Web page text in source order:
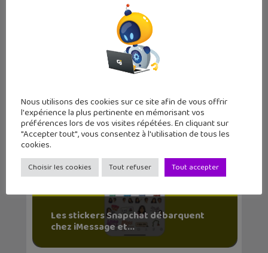
Arnaques en ligne : comment mieux
sécuriser ton té...
Les stickers Snapchat débarquent
chez iMessage et...
Nous utilisons des cookies sur ce site afin de vous offrir
l'expérience la plus pertinente en mémorisant vos
préférences lors de vos visites répétées. En cliquant sur
"Accepter tout", vous consentez à l'utilisation de tous les
cookies.
Choisir les cookies Tout refuser Tout accepter